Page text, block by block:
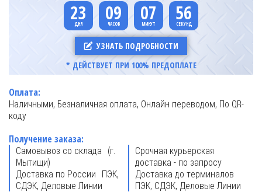
23 09 07 55
УЗНАТЬ ПОДРОБНОСТИ
* ДЕЙСТВУЕТ ПРИ 100% ПРЕДОПЛАТЕ
Оплата:
Наличными, Безналичная оплата, Онлайн переводом, По QR-
коду
Получение заказа:
Самовывоз со склада (г.
Мытищи)
Срочная курьерская
доставка - по запросу
Доставка по России ПЭК,
СДЭК, Деловые Линии
Доставка до терминалов
ПЭК, СДЭК, Деловые Линии